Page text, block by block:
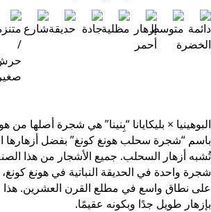
× بليكايانا “بِنينا” هي شجرة أصلها من
“شجرة سحلب هونغ كونغ” بفضل أزهارها
أزهار السحلب. جميع الأشجار من هذا
واحدة في الحديقة النباتية في هونغ كونغ،
نطاق واسع في مطلع القرن العشرين. هذا
طويل جدًا وبكونه عقيمًا.